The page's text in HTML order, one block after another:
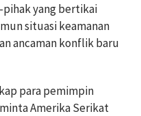
pihak yang bertikai
situasi keamanan
ancaman konflik baru
para pemimpin
Amerika Serikat